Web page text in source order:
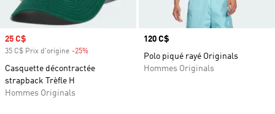
Prix soldé
25 C$
35 C$ Prix d'origine -25%
Casquette décontractée
strapback Trèfle H
Hommes Originals
Prix
120 C$
Polo piqué rayé Originals
Hommes Originals